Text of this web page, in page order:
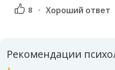
8 Хороший ответ
Рекомендации